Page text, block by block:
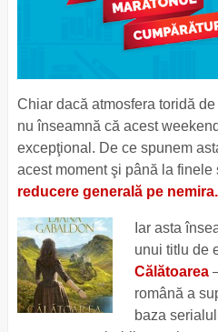
Chiar dacă atmosfera toridă
nu înseamnă că acest
excepţional. De ce spunem
acest moment şi până la finele
reducere generală pe
Iar asta
unui titlu de
Călătoarea
română a
baza